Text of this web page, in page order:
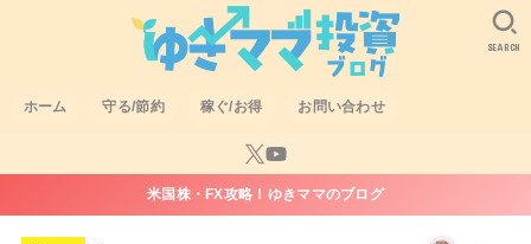
ホーム 守る/節約 稼ぐ/お得 お問い合わせ
SEARCH
米国株・FX攻略！ゆきママのブログ